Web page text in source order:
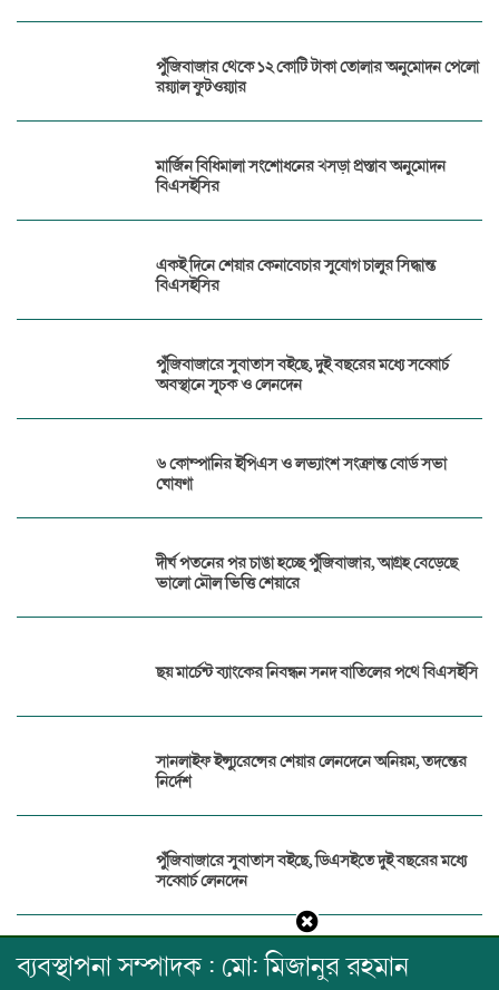
পুঁজিবাজার থেকে ১২ কোটি টাকা তোলার অনুমোদন পেলো
রয়্যাল ফুটওয়্যার
মার্জিন বিধিমালা সংশোধনের খসড়া প্রস্তাব অনুমোদন
বিএসইসির
একই দিনে শেয়ার কেনাবেচার সুযোগ চালুর সিদ্ধান্ত
বিএসইসির
পুঁজিবাজারে সুবাতাস বইছে, দুই বছরের মধ্যে সব্বোর্চ
অবস্থানে সূচক ও লেনদেন
৬ কোম্পানির ইপিএস ও লভ্যাংশ সংক্রান্ত বোর্ড সভা
ঘোষণা
দীর্ঘ পতনের পর চাঙা হচ্ছে পুঁজিবাজার, আগ্রহ বেড়েছে
ভালো মৌল ভিত্তি শেয়ারে
ছয় মার্চেন্ট ব্যাংকের নিবন্ধন সনদ বাতিলের পথে বিএসইসি
সানলাইফ ইন্স্যুরেন্সের শেয়ার লেনদেনে অনিয়ম, তদন্তের
নির্দেশ
পুঁজিবাজারে সুবাতাস বইছে, ডিএসইতে দুই বছরের মধ্যে
সব্বোর্চ লেনদেন
ব্যবস্থাপনা সম্পাদক : মো: মিজানুর রহমান